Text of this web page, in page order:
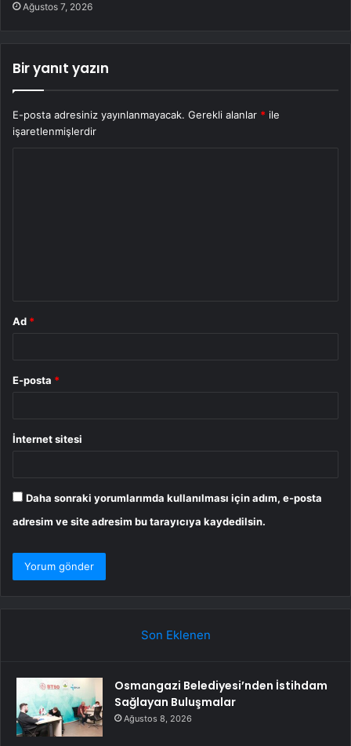
Ağustos 7, 2026
Bir yanıt yazın
E-posta adresiniz yayınlanmayacak. Gerekli alanlar * ile
işaretlenmişlerdir
Ad *
E-posta *
İnternet sitesi
Daha sonraki yorumlarımda kullanılması için adım, e-posta
adresim ve site adresim bu tarayıcıya kaydedilsin.
Son Eklenen
Osmangazi Belediyesi’nden İstihdam
Sağlayan Buluşmalar
Ağustos 8, 2026